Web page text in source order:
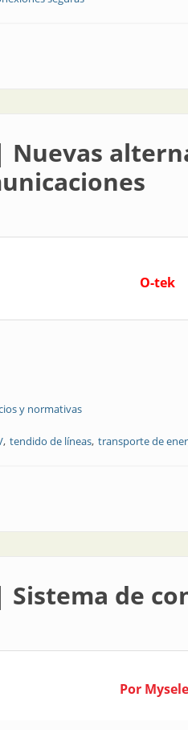
seguras y confiables
Nuevas
O-tek
y normativas
tendido de líneas transporte de
para el transporte de
de
Por